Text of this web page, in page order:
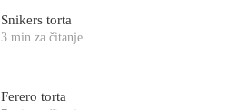
Snikers torta
3 min za čitanje
Ferero torta